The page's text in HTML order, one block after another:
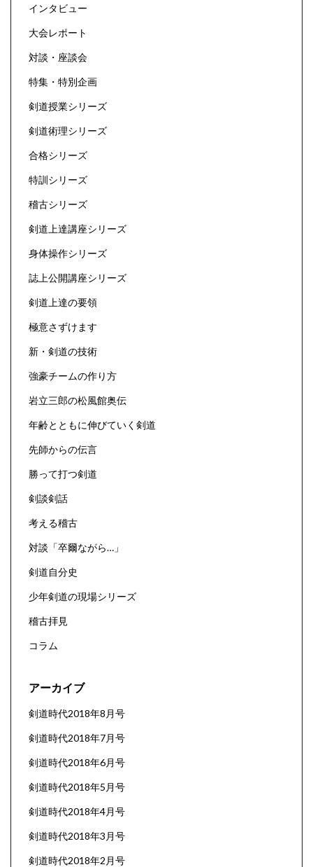
インタビュー
大会レポート
対談・座談会
特集・特別企画
剣道授業シリーズ
剣道術理シリーズ
合格シリーズ
特訓シリーズ
稽古シリーズ
剣道上達講座シリーズ
身体操作シリーズ
誌上公開講座シリーズ
剣道上達の要領
極意さずけます
新・剣道の技術
強豪チームの作り方
岩立三郎の松風館奥伝
年齢とともに伸びていく剣道
先師からの伝言
勝って打つ剣道
剣談剣話
考える稽古
対談「卒爾ながら…」
剣道自分史
少年剣道の現場シリーズ
稽古拝見
コラム
アーカイブ
剣道時代2018年8月号
剣道時代2018年7月号
剣道時代2018年6月号
剣道時代2018年5月号
剣道時代2018年4月号
剣道時代2018年3月号
剣道時代2018年2月号